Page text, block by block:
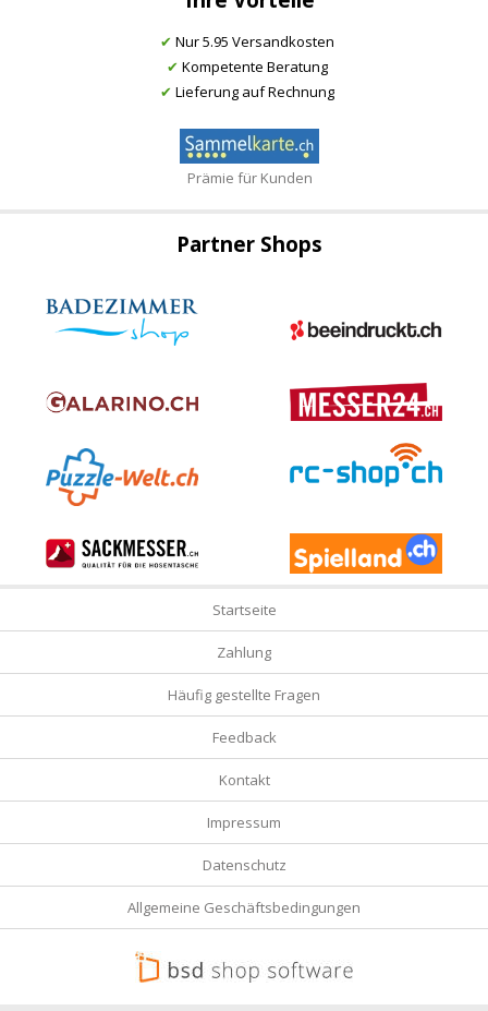
✔ Nur 5.95 Versandkosten
✔ Kompetente Beratung
✔ Lieferung auf Rechnung
Prämie für Kunden
Partner Shops
Startseite
Zahlung
Häufig gestellte Fragen
Feedback
Kontakt
Impressum
Datenschutz
Allgemeine Geschäftsbedingungen